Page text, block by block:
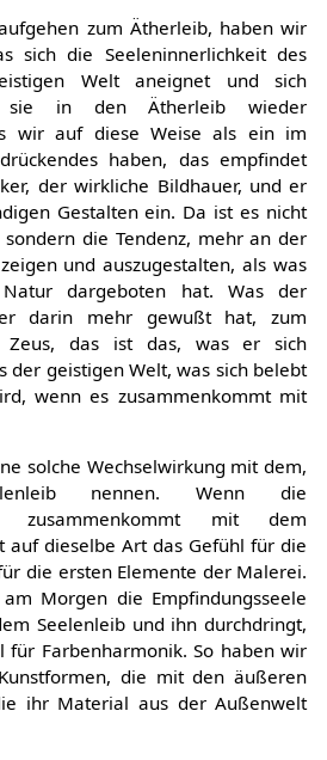
zum Ätherleib, haben wir
sich die Seeleninnerlichkeit des
Welt aneignet und sich
sie in den Ätherleib wieder
wir auf diese Weise als ein im
haben, das empfindet
der wirkliche Bildhauer, und er
Gestalten ein. Da ist es nicht
die Tendenz, mehr an der
und auszugestalten, als was
dargeboten hat. Was der
darin mehr gewußt hat, zum
Zeus, das ist das, was er sich
der geistigen Welt, was sich belebt
wenn es zusammenkommt mit
solche Wechselwirkung mit dem,
nennen. Wenn die
zusammenkommt mit dem
auf dieselbe Art das Gefühl für die
die ersten Elemente der Malerei.
Morgen die Empfindungsseele
Seelenleib und ihn durchdringt,
für Farbenharmonik. So haben wir
die mit den äußeren
ihr Material aus der Außenwelt